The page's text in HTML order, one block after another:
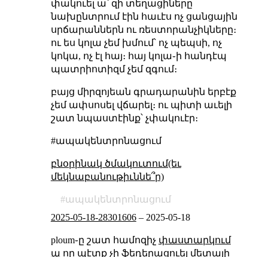
փակուել ա՝ զի տեղացիները
նախընտրում էին հաւէս ոչ ցանցային
սրճարաններն ու ռեստորանչիկները։
ու ես կոլա չեմ խմում՝ ոչ պեպսի, ոչ
կոկա, ոչ էլ հայ։ հայ կոլա֊ի հանդէպ
պատրիոտիզմ չեմ զգում։
բայց միրզոյեան գրադարանին երբէք
չեմ ափսոսել վճարել։ ու պիտի աւելի
շատ նպաստէինք՝ չփակուէր։
#ապակենտրոնացում
բնօրինակ ծմակուտում(եւ
մեկնաբանութիւննե՞ր)
ապակենտրոնացում
2025-05-18-28301606– 2025-05-18
ploum֊ը շատ համոզիչ փաստարկում
ա որ պէտք չի ֆեդերացուել մետայի